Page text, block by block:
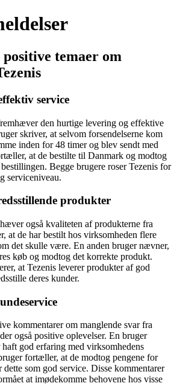
positive temaer om
service
den hurtige levering og effektive
skriver, at selvom forsendelserne kom
inden for 48 timer og blev sendt med
at de bestilte til Danmark og modtog
Begge brugere roser Tezenis for
serviceniveau.
produkter
også kvaliteten af produkterne fra
at de har bestilt hos virksomheden flere
det skulle være. En anden bruger nævner,
køb og modtog det korrekte produkt.
at Tezenis leverer produkter af god
deres kunder.
kommentarer om manglende svar fra
også positive oplevelser. En bruger
god erfaring med virksomhedens
fortæller, at de modtog pengene for
dette som god service. Disse kommentarer
at imødekomme behovene hos visse